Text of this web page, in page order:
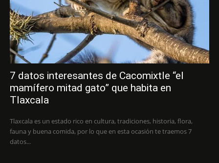
7 datos interesantes de Cacomixtle “el
mamífero mitad gato” que habita en
Tlaxcala
Tlaxcala es un estado rico en cultura, tradiciones, historia, flora,
fauna y buena comida, por lo que en esta ocasión te traemos 7
datos...